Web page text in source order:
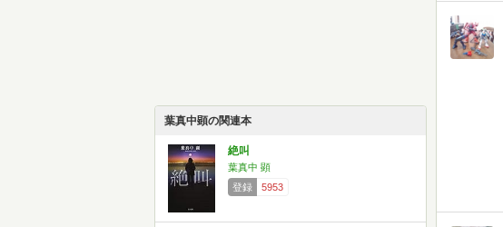
葉真中顕の関連本
絶叫
葉真中 顕
登録
5953